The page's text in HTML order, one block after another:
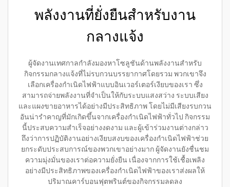
พลังงานที่ยั่งยืนสำหรับงาน
กลางแจ้ง
ผู้จัดงานเทศกาลกำลังมองหาโซลูชันด้านพลังงานสำหรับ
กิจกรรมกลางแจ้งที่ไม่รบกวนบรรยากาศโดยรวม พวกเขาจึง
เลือกเครื่องกำเนิดไฟฟ้าแบบอินเวอร์เตอร์เงียบของเรา ซึ่ง
สามารถจ่ายพลังงานที่จำเป็นให้กับระบบแสงสว่าง ระบบเสียง
และแผงขายอาหารได้อย่างมีประสิทธิภาพ โดยไม่มีเสียงรบกวน
อันน่ารำคาญที่มักเกิดขึ้นจากเครื่องกำเนิดไฟฟ้าทั่วไป กิจกรรม
นี้ประสบความสำเร็จอย่างงดงาม และผู้เข้าร่วมงานต่างกล่าว
ถึงว่าการปฏิบัติงานอย่างเงียบสงบของเครื่องกำเนิดไฟฟ้าช่วย
ยกระดับประสบการณ์ของพวกเขาอย่างมาก ผู้จัดงานยังชื่นชม
ความมุ่งมั่นของเราต่อความยั่งยืน เนื่องจากการใช้เชื้อเพลิง
อย่างมีประสิทธิภาพของเครื่องกำเนิดไฟฟ้าของเราส่งผลให้
ปริมาณคาร์บอนฟุตพรินต์ของกิจกรรมลดลง